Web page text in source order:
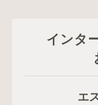
インタ
エ